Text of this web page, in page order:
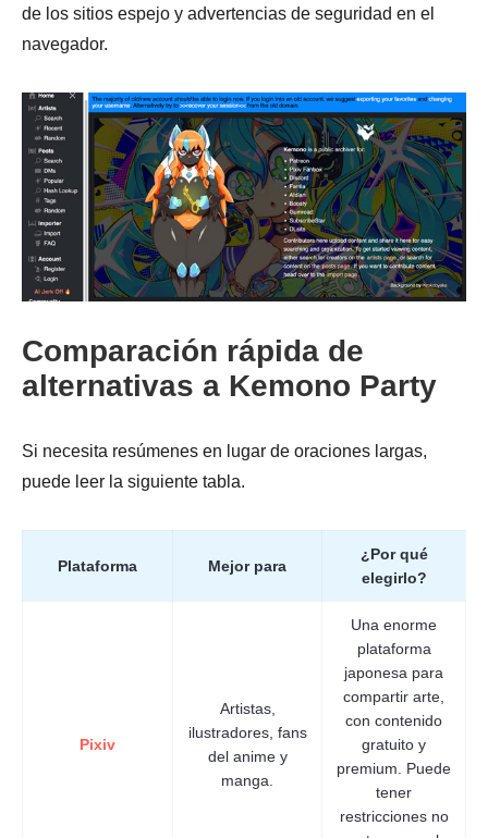
de los sitios espejo y advertencias de seguridad en el
navegador.
Comparación rápida de
alternativas a Kemono Party
Si necesita resúmenes en lugar de oraciones largas,
puede leer la siguiente tabla.
Plataforma Mejor para
¿Por qué
elegirlo?
Pixiv
Artistas,
ilustradores, fans
del anime y
manga.
Una enorme
plataforma
japonesa para
compartir arte,
con contenido
gratuito y
premium. Puede
tener
restricciones no